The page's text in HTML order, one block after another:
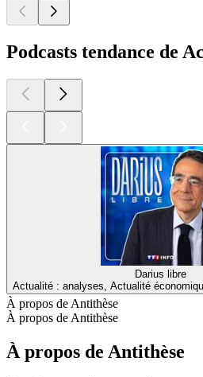
Podcasts tendance de
Darius libre
Actualité : analyses, Actualité
À propos de Antithèse
À propos de Antithèse
À propos de Antithèse